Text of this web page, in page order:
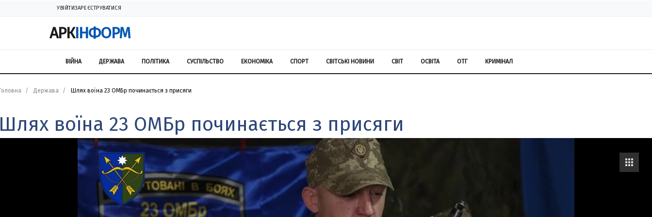
УВІЙТИЗАРЕЄСТРУВАТИСЯ
АРКІНФОРМ
ВІЙНА ДЕРЖАВА ПОЛІТИКА СУСПІЛЬСТВО ЕКОНОМІКА СПОРТ СВІТСЬКІ НОВИНИ СВІТ ОСВІТА ОТГ КРИМІНАЛ
Держава Шлях воїна 23 ОМБр починається з присяги
воїна 23 ОМБр починається з присяги